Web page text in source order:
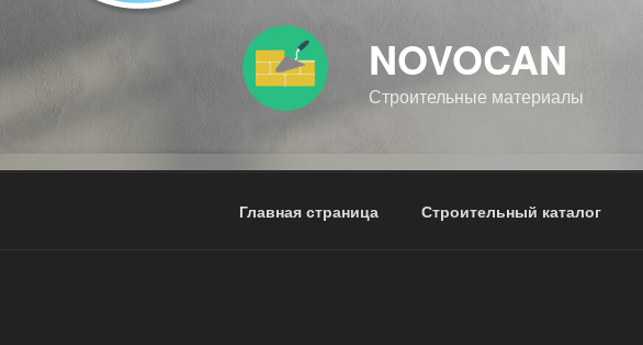
NOVOCAN
Строительные материалы
Главная страница Строительный каталог